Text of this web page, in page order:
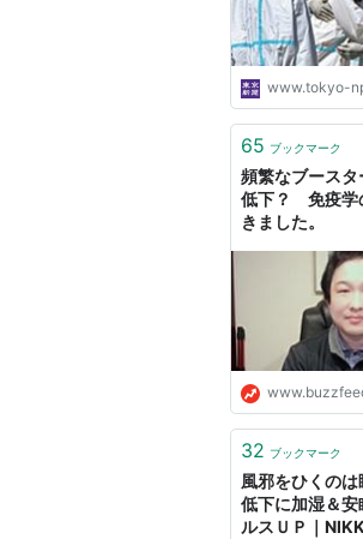
www.tokyo-
65 ブックマーク
頻繁なブース
低下？ 免疫学
きました。
32 ブックマーク
風邪をひくの
低下に加湿＆
ルスＵＰ｜